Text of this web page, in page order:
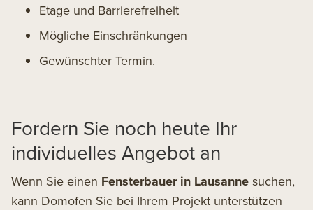
Etage und Barrierefreiheit
Mögliche Einschränkungen
Gewünschter Termin.
Fordern Sie noch heute Ihr
individuelles Angebot an
Wenn Sie einen Fensterbauer in Lausanne suchen,
kann Domofen Sie bei Ihrem Projekt unterstützen